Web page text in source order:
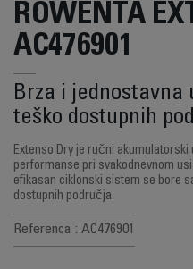
ROWENTA
AC476901
Brza i jednostavna
teško dostupnih
Extenso Dry je ručni
performanse pri svakodnevnom
efikasan ciklonski sistem se bore
dostupnih područja.
Referenca : AC476901